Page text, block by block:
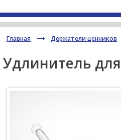
Главная Держатели ценников
Удлинитель